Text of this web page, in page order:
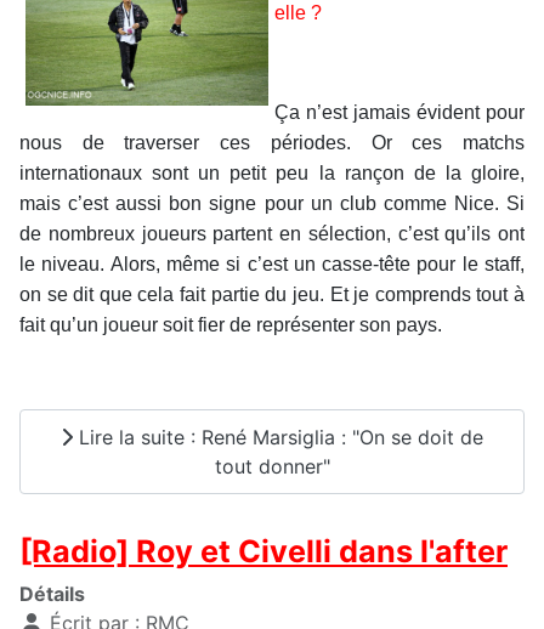
elle ?
Ça n’est jamais évident pour
nous de traverser ces périodes. Or ces matchs
internationaux sont un petit peu la rançon de la gloire,
mais c’est aussi bon signe pour un club comme Nice. Si
de nombreux joueurs partent en sélection, c’est qu’ils ont
le niveau. Alors, même si c’est un casse-tête pour le staff,
on se dit que cela fait partie du jeu. Et je comprends tout à
fait qu’un joueur soit fier de représenter son pays.
Lire la suite : René Marsiglia : "On se doit de
tout donner"
[Radio] Roy et Civelli dans l'after
Détails
Écrit par : RMC